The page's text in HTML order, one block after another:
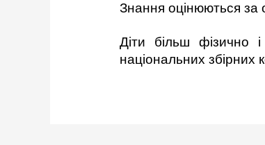
Знання оцінюються за
Діти більш фізично
національних збірних